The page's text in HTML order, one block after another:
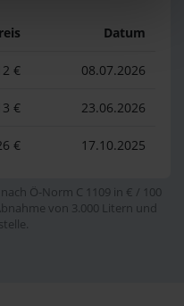
Datum
€ 08.07.2026
€ 23.06.2026
€ 17.10.2025
Ö-Norm C 1109 in € / 100
von 3.000 Litern und